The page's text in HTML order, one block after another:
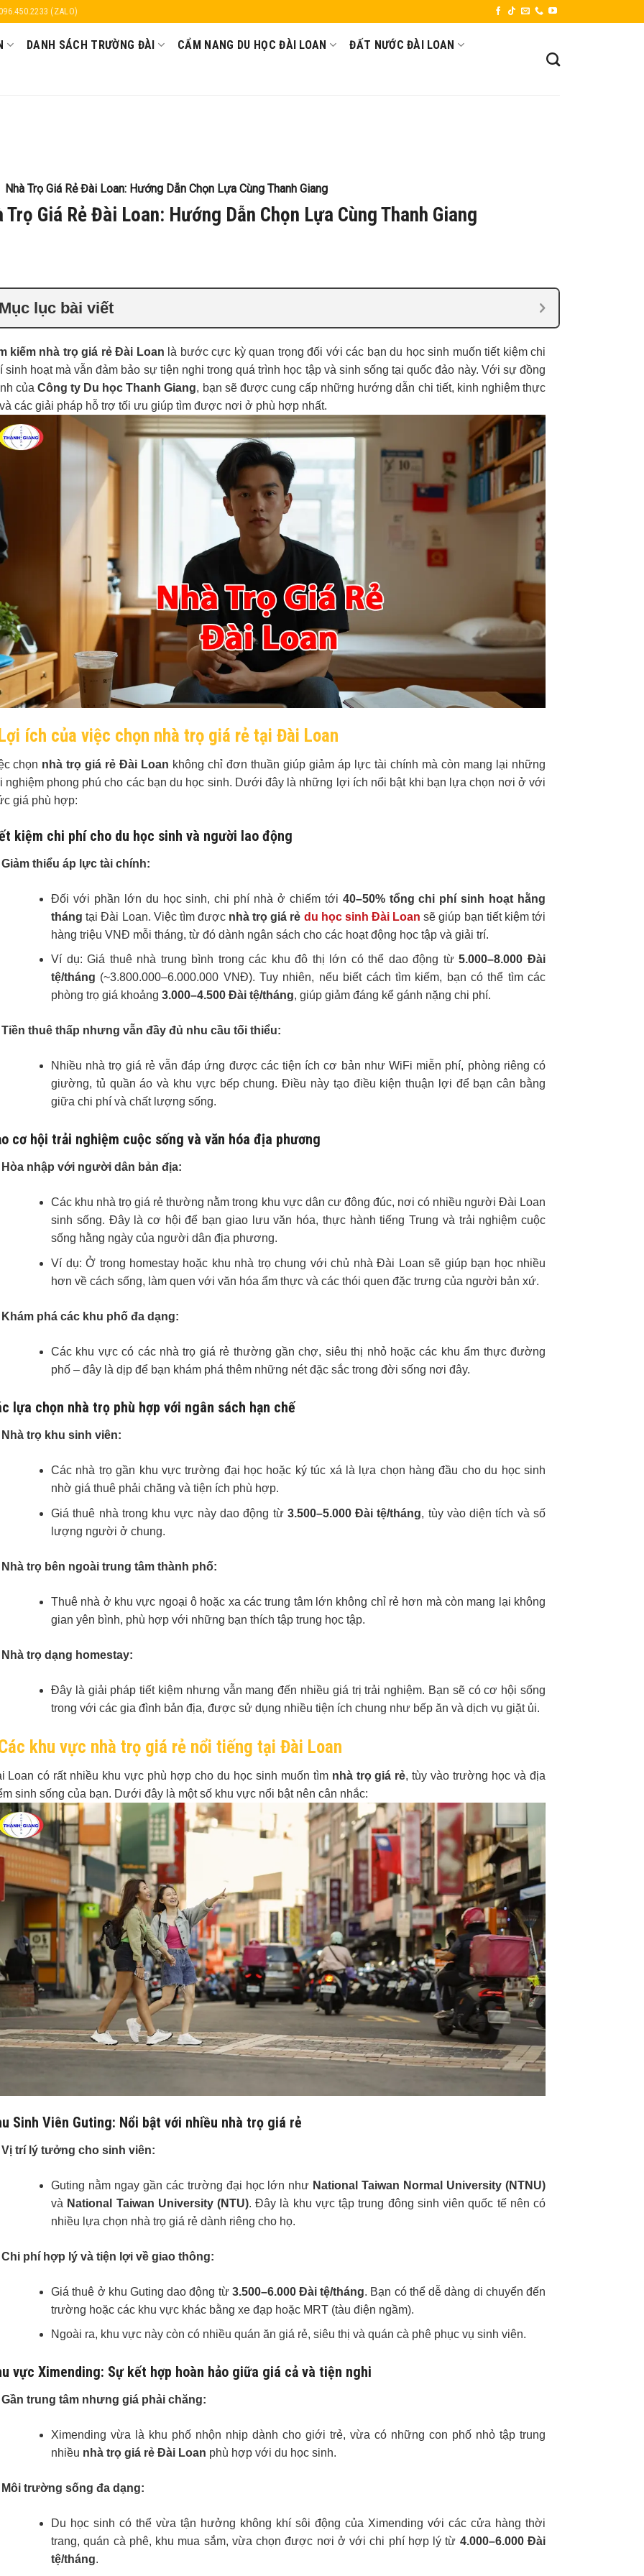
(ZALO)
DANH SÁCH TRƯỜNG ĐÀI CẨM NANG DU HỌC ĐÀI LOAN ĐẤT NƯỚC ĐÀI LOAN
Nhà Trọ Giá Rẻ Đài Loan: Hướng Dẫn Chọn Lựa Cùng Thanh Giang
Trọ Giá Rẻ Đài Loan: Hướng Dẫn Chọn Lựa Cùng Thanh Giang
lục bài viết
kiếm nhà trọ giá rẻ Đài Loan là bước cực kỳ quan trọng đối với các bạn du học sinh muốn tiết kiệm chi
sinh hoạt mà vẫn đảm bảo sự tiện nghi trong quá trình học tập và sinh sống tại quốc đảo này. Với sự đồng
của Công ty Du học Thanh Giang, bạn sẽ được cung cấp những hướng dẫn chi tiết, kinh nghiệm thực
các giải pháp hỗ trợ tối ưu giúp tìm được nơi ở phù hợp nhất.
ích của việc chọn nhà trọ giá rẻ tại Đài Loan
chọn nhà trọ giá rẻ Đài Loan không chỉ đơn thuần giúp giảm áp lực tài chính mà còn mang lại những
nghiệm phong phú cho các bạn du học sinh. Dưới đây là những lợi ích nổi bật khi bạn lựa chọn nơi ở với
giá phù hợp:
kiệm chi phí cho du học sinh và người lao động
Giảm thiểu áp lực tài chính:
Đối với phần lớn du học sinh, chi phí nhà ở chiếm tới 40–50% tổng chi phí sinh hoạt hằng
tháng tại Đài Loan. Việc tìm được nhà trọ giá rẻ du học sinh Đài Loan sẽ giúp bạn tiết kiệm tới
hàng triệu VNĐ mỗi tháng, từ đó dành ngân sách cho các hoạt động học tập và giải trí.
Ví dụ: Giá thuê nhà trung bình trong các khu đô thị lớn có thể dao động từ5.000–8.000 Đài
tệ/tháng (~3.800.000–6.000.000 VNĐ). Tuy nhiên, nếu biết cách tìm kiếm, bạn có thể tìm các
phòng trọ giá khoảng3.000–4.500 Đài tệ/tháng, giúp giảm đáng kể gánh nặng chi phí.
Tiền thuê thấp nhưng vẫn đầy đủ nhu cầu tối thiểu:
Nhiều nhà trọ giá rẻ vẫn đáp ứng được các tiện ích cơ bản như WiFi miễn phí, phòng riêng có
giường, tủ quần áo và khu vực bếp chung. Điều này tạo điều kiện thuận lợi để bạn cân bằng
giữa chi phí và chất lượng sống.
cơ hội trải nghiệm cuộc sống và văn hóa địa phương
Hòa nhập với người dân bản địa:
Các khu nhà trọ giá rẻ thường nằm trong khu vực dân cư đông đúc, nơi có nhiều người Đài Loan
sinh sống. Đây là cơ hội để bạn giao lưu văn hóa, thực hành tiếng Trung và trải nghiệm cuộc
sống hằng ngày của người dân địa phương.
Ví dụ: Ở trong homestay hoặc khu nhà trọ chung với chủ nhà Đài Loan sẽ giúp bạn học nhiều
hơn về cách sống, làm quen với văn hóa ẩm thực và các thói quen đặc trưng của người bản xứ.
Khám phá các khu phố đa dạng:
Các khu vực có các nhà trọ giá rẻ thường gần chợ, siêu thị nhỏ hoặc các khu ẩm thực đường
phố – đây là dịp để bạn khám phá thêm những nét đặc sắc trong đời sống nơi đây.
lựa chọn nhà trọ phù hợp với ngân sách hạn chế
Nhà trọ khu sinh viên:
Các nhà trọ gần khu vực trường đại học hoặc ký túc xá là lựa chọn hàng đầu cho du học sinh
nhờ giá thuê phải chăng và tiện ích phù hợp.
Giá thuê nhà trong khu vực này dao động từ 3.500–5.000 Đài tệ/tháng, tùy vào diện tích và số
lượng người ở chung.
Nhà trọ bên ngoài trung tâm thành phố:
Thuê nhà ở khu vực ngoại ô hoặc xa các trung tâm lớn không chỉ rẻ hơn mà còn mang lại không
gian yên bình, phù hợp với những bạn thích tập trung học tập.
Nhà trọ dạng homestay:
Đây là giải pháp tiết kiệm nhưng vẫn mang đến nhiều giá trị trải nghiệm. Bạn sẽ có cơ hội sống
trong với các gia đình bản địa, được sử dụng nhiều tiện ích chung như bếp ăn và dịch vụ giặt ủi.
khu vực nhà trọ giá rẻ nổi tiếng tại Đài Loan
Loan có rất nhiều khu vực phù hợp cho du học sinh muốn tìm nhà trọ giá rẻ, tùy vào trường học và địa
sinh sống của bạn. Dưới đây là một số khu vực nổi bật nên cân nhắc:
Sinh Viên Guting: Nổi bật với nhiều nhà trọ giá rẻ
Vị trí lý tưởng cho sinh viên:
Guting nằm ngay gần các trường đại học lớn như National Taiwan Normal University (NTNU)
và National Taiwan University (NTU). Đây là khu vực tập trung đông sinh viên quốc tế nên có
nhiều lựa chọn nhà trọ giá rẻ dành riêng cho họ.
Chi phí hợp lý và tiện lợi về giao thông:
Giá thuê ở khu Guting dao động từ 3.500–6.000 Đài tệ/tháng. Bạn có thể dễ dàng di chuyển đến
trường hoặc các khu vực khác bằng xe đạp hoặc MRT (tàu điện ngầm).
Ngoài ra, khu vực này còn có nhiều quán ăn giá rẻ, siêu thị và quán cà phê phục vụ sinh viên.
vực Ximending: Sự kết hợp hoàn hảo giữa giá cả và tiện nghi
Gần trung tâm nhưng giá phải chăng:
Ximending vừa là khu phố nhộn nhịp dành cho giới trẻ, vừa có những con phố nhỏ tập trung
nhiều nhà trọ giá rẻ Đài Loan phù hợp với du học sinh.
Môi trường sống đa dạng:
Du học sinh có thể vừa tận hưởng không khí sôi động của Ximending với các cửa hàng thời
trang, quán cà phê, khu mua sắm, vừa chọn được nơi ở với chi phí hợp lý từ 4.000–6.000 Đài
tệ/tháng.